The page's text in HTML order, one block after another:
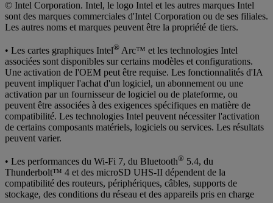
© Intel Corporation. Intel, le logo Intel et les autres marques Intel
sont des marques commerciales d'Intel Corporation ou de ses filiales.
Les autres noms et marques peuvent être la propriété de tiers.
• Les cartes graphiques Intel® Arc™ et les technologies Intel
associées sont disponibles sur certains modèles et configurations.
Une activation de l'OEM peut être requise. Les fonctionnalités d'IA
peuvent impliquer l'achat d'un logiciel, un abonnement ou une
activation par un fournisseur de logiciel ou de plateforme, ou
peuvent être associées à des exigences spécifiques en matière de
compatibilité. Les technologies Intel peuvent nécessiter l'activation
de certains composants matériels, logiciels ou services. Les résultats
peuvent varier.
• Les performances du Wi‑Fi 7, du Bluetooth® 5.4, du
Thunderbolt™ 4 et des microSD UHS‑II dépendent de la
compatibilité des routeurs, périphériques, câbles, supports de
stockage, des conditions du réseau et des appareils pris en charge